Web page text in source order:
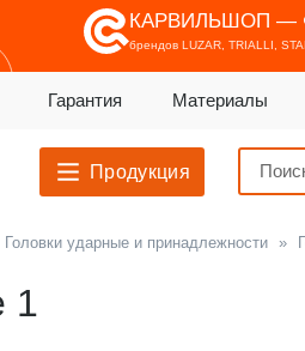
КАРВИЛЬШОП —
брендов LUZAR, TRIALLI,
Гарантия Материалы
Продукция
Головки ударные и принадлежности »
1